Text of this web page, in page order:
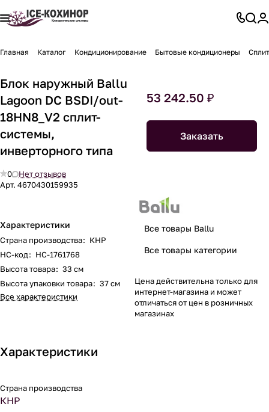
Главная Каталог Кондиционирование Бытовые кондиционеры
Блок наружный Ballu
Lagoon DC BSDI/out-
18HN8_V2 сплит-
системы,
инверторного типа
0
Нет отзывов
Арт. 4670430159935
Характеристики
Страна производства: КНР
НС-код: НС-1761768
Высота товара: 33 см
Высота упаковки товара: 37 см
Все характеристики
53 242.50 ₽
Заказать
Все товары Ballu
Все товары категории
Цена действительна только для
интернет-магазина и может
отличаться от цен в розничных
магазинах
Характеристики
Страна производства
КНР